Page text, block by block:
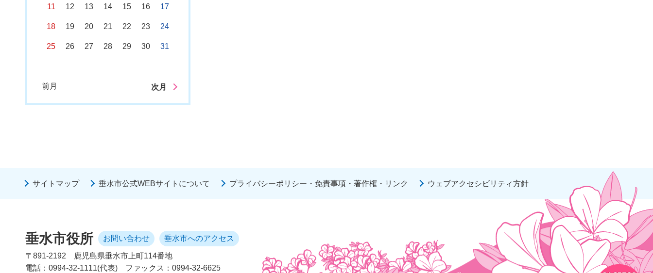
11 12 13 14 15 16 17
18 19 20 21 22 23 24
25 26 27 28 29 30 31
前月 次月
サイトマップ 垂水市公式WEBサイトについて プライバシーポリシー・免責事項・著作権・リンク ウェブアクセシビリティ方針
垂水市役所 お問い合わせ 垂水市へのアクセス
〒891-2192
鹿児島県垂水市上町114番地
電話：0994-32-1111(代表)
ファックス：0994-32-6625